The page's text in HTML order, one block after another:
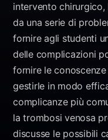
intervento chirurgico,
da una serie di
fornire agli studenti
delle complicazioni
fornire le
gestirle in modo
complicanze più
la trombosi venosa
discusse le possibili